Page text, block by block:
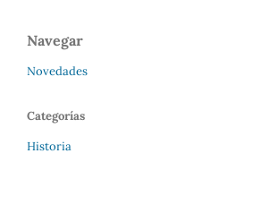
Navegar
Novedades
Categorías
Historia